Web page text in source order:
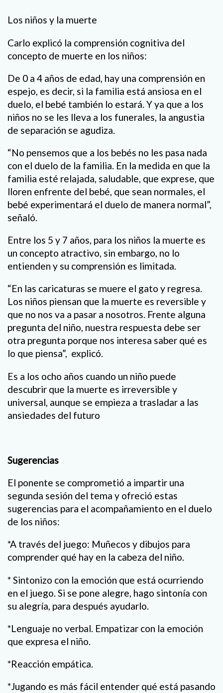
Los niños y la muerte
Carlo explicó la comprensión cognitiva del
concepto de muerte en los niños:
De 0 a 4 años de edad, hay una comprensión en
espejo, es decir, si la familia está ansiosa en el
duelo, el bebé también lo estará. Y ya que a los
niños no se les lleva a los funerales, la angustia
de separación se agudiza.
“No pensemos que a los bebés no les pasa nada
con el duelo de la familia. En la medida en que la
familia esté relajada, saludable, que exprese, que
lloren enfrente del bebé, que sean normales, el
bebé experimentará el duelo de manera normal”,
señaló.
Entre los 5 y 7 años, para los niños la muerte es
un concepto atractivo, sin embargo, no lo
entienden y su comprensión es limitada.
“En las caricaturas se muere el gato y regresa.
Los niños piensan que la muerte es reversible y
que no nos va a pasar a nosotros. Frente alguna
pregunta del niño, nuestra respuesta debe ser
otra pregunta porque nos interesa saber qué es
lo que piensa”, explicó.
Es a los ocho años cuando un niño puede
descubrir que la muerte es irreversible y
universal, aunque se empieza a trasladar a las
ansiedades del futuro
Sugerencias
El ponente se comprometió a impartir una
segunda sesión del tema y ofreció estas
sugerencias para el acompañamiento en el duelo
de los niños:
*A través del juego: Muñecos y dibujos para
comprender qué hay en la cabeza del niño.
* Sintonizo con la emoción que está ocurriendo
en el juego. Si se pone alegre, hago sintonía con
su alegría, para después ayudarlo.
*Lenguaje no verbal. Empatizar con la emoción
que expresa el niño.
*Reacción empática.
*Jugando es más fácil entender qué está pasando